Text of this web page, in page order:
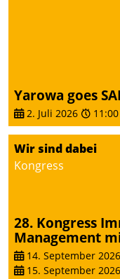
Yarowa goes
2. Juli 2026 11:00
Wir sind dabei
Kongress
28. Kongress
Management
14. September 2026
15. September 2026